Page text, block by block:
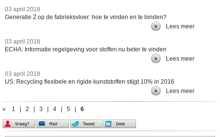
03 april 2018
Generatie Z op de fabrieksvloer: hoe te vinden en te binden?
Lees meer
03 april 2018
ECHA: Informatie regelgeving voor stoffen nu beter te vinden
Lees meer
03 april 2018
US: Recycling flexibele en rigide kunststoffen stijgt 10% in 2016
Lees meer
« 1 2 3 4 5 6